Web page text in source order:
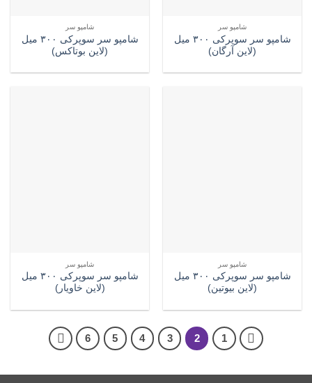
شامپو سر
شامپو سر سوپرکی ۳۰۰ میل
(لاین آرگان)
شامپو سر
شامپو سر سوپرکی ۳۰۰ میل
(لاین بوتاکس)
شامپو سر
شامپو سر سوپرکی ۳۰۰ میل
(لاین بیوتین)
شامپو سر
شامپو سر سوپرکی ۳۰۰ میل
(لاین خاویار)
1
2
3
4
5
6